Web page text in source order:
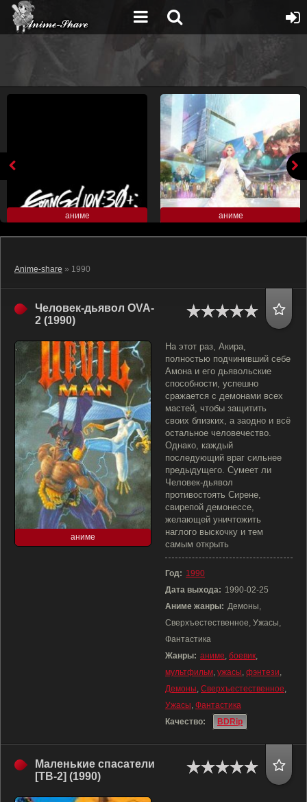
аниме аниме
Anime-share » 1990
Человек-дьявол OVA-
2 (1990)
аниме
На этот раз, Акира,
полностью подчинивший себе
Амона и его дьявольские
способности, успешно
сражается с демонами всех
мастей, чтобы защитить
своих близких, а заодно и всё
остальное человечество.
Однако, каждый
последующий враг сильнее
предыдущего. Сумеет ли
Человек-дьявол
противостоять Сирене,
свирепой демонессе,
желающей уничтожить
наглого выскочку и тем
самым открыть
Год: 1990
Дата выхода: 1990-02-25
Аниме жанры: Демоны,
Сверхъестественное, Ужасы,
Фантастика
Жанры: аниме, боевик,
мультфильм, ужасы, фэнтези,
Демоны, Сверхъестественное,
Ужасы, Фантастика
Качество:
BDRip
Маленькие спасатели
[ТВ-2] (1990)